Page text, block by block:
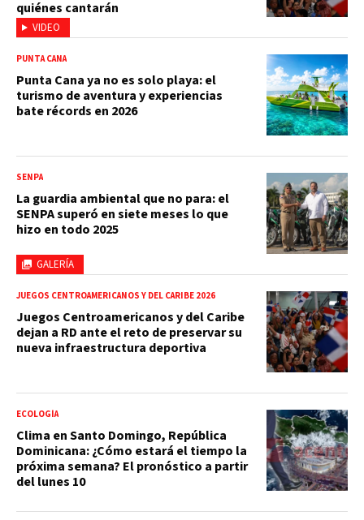
VIDEO
quiénes cantarán
PUNTA CANA
Punta Cana ya no es solo playa: el
turismo de aventura y experiencias
bate récords en 2026
GALERÍA
SENPA
La guardia ambiental que no para: el
SENPA superó en siete meses lo que
hizo en todo 2025
JUEGOS CENTROAMERICANOS Y DEL CARIBE 2026
Juegos Centroamericanos y del Caribe
dejan a RD ante el reto de preservar su
nueva infraestructura deportiva
ECOLOGÍA
Clima en Santo Domingo, República
Dominicana: ¿Cómo estará el tiempo la
próxima semana? El pronóstico a partir
del lunes 10